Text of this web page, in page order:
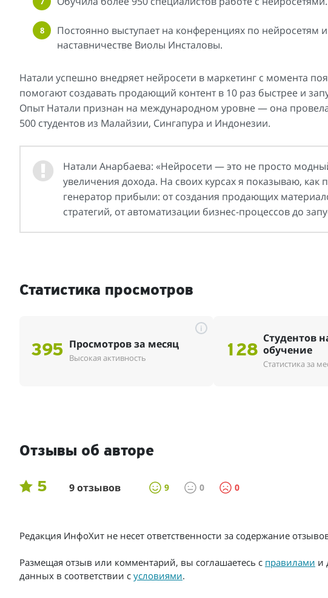
Постоянно выступает на конференциях по нейросетям
наставничестве Виолы Инсталовы.
Натали успешно внедряет нейросети в маркетинг с момента
помогают создавать продающий контент в 10 раз быстрее и
Опыт Натали признан на международном уровне — она
500 студентов из Малайзии, Сингапура и Индонезии.
Натали Анарбаева: «Нейросети — это не просто
увеличения дохода. На своих курсах я показываю, как
генератор прибыли: от создания продающих
стратегий, от автоматизации бизнес-процессов до
Статистика просмотров
395 Просмотров за месяц
Высокая активность
i
128
Студентов
обучение
Статистика за
Отзывы об авторе
5 9 отзывов 9 0 0
Редакция ИнфоХит не несет ответственности за содержание
Размещая отзыв или комментарий, вы соглашаетесь с правилами и
данных в соответствии с условиями.